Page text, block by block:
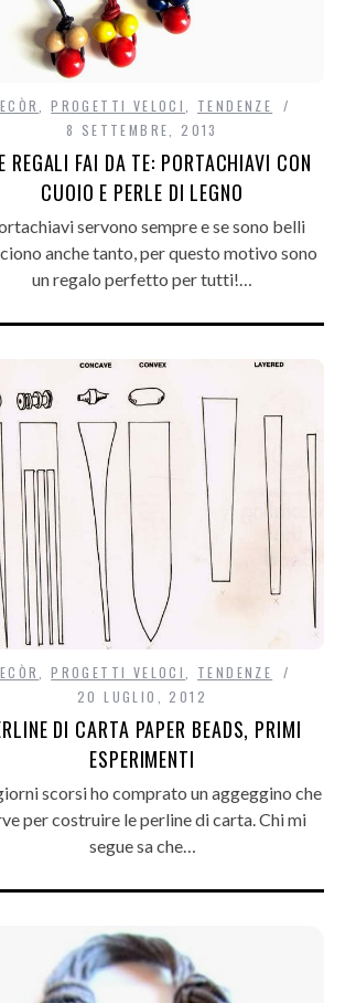
,PROGETTI VELOCI
TENDENZE
8 SETTEMBRE, 2013
REGALI FAI DA TE: PORTACHIAVI CON
CUOIO E PERLE DI LEGNO
servono sempre e se sono belli
anche tanto, per questo motivo sono
un regalo perfetto per tutti!…
,PROGETTI VELOCI, TENDENZE
20 LUGLIO, 2012
DI CARTA PAPER BEADS, PRIMI
ESPERIMENTI
scorsi ho comprato un aggeggino che
per costruire le perline di carta. Chi mi
segue sa che…